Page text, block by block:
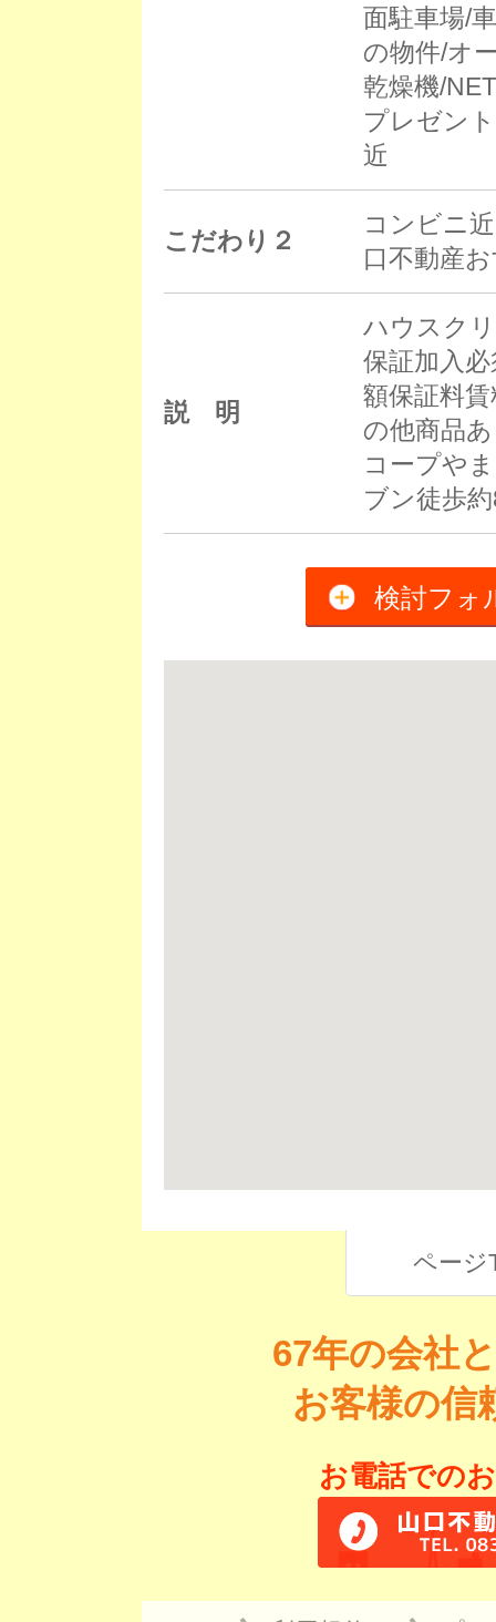
面駐車場/
の物件/オ
乾燥機/
プレゼン
近
こだわり２
コンビニ
口不動産
説 明
ハウスク
保証加入
額保証料
の他商品
コープや
ブン徒歩
検討フォ
ページ
67年の会社
お客様の信
お電話での